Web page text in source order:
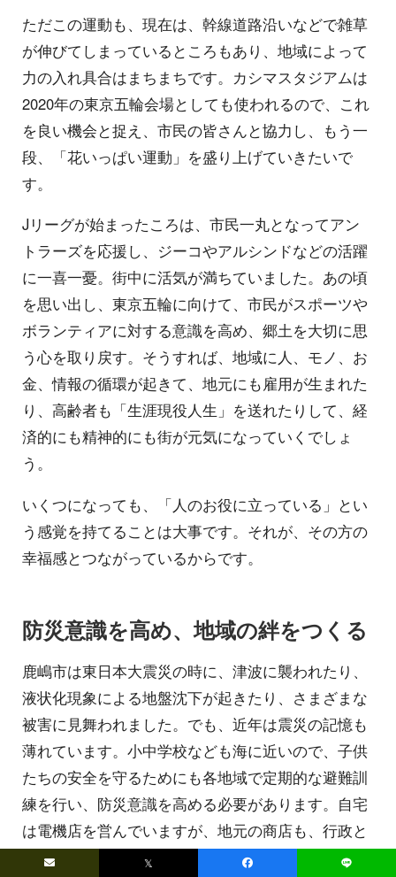
ただこの運動も、現在は、幹線道路沿いなどで雑草
が伸びてしまっているところもあり、地域によって
力の入れ具合はまちまちです。カシマスタジアムは
2020年の東京五輪会場としても使われるので、これ
を良い機会と捉え、市民の皆さんと協力し、もう一
段、「花いっぱい運動」を盛り上げていきたいで
す。
Jリーグが始まったころは、市民一丸となってアン
トラーズを応援し、ジーコやアルシンドなどの活躍
に一喜一憂。街中に活気が満ちていました。あの頃
を思い出し、東京五輪に向けて、市民がスポーツや
ボランティアに対する意識を高め、郷土を大切に思
う心を取り戻す。そうすれば、地域に人、モノ、お
金、情報の循環が起きて、地元にも雇用が生まれた
り、高齢者も「生涯現役人生」を送れたりして、経
済的にも精神的にも街が元気になっていくでしょ
う。
いくつになっても、「人のお役に立っている」とい
う感覚を持てることは大事です。それが、その方の
幸福感とつながっているからです。
防災意識を高め、地域の絆をつくる
鹿嶋市は東日本大震災の時に、津波に襲われたり、
液状化現象による地盤沈下が起きたり、さまざまな
被害に見舞われました。でも、近年は震災の記憶も
薄れています。小中学校なども海に近いので、子供
たちの安全を守るためにも各地域で定期的な避難訓
練を行い、防災意識を高める必要があります。自宅
は電機店を営んでいますが、地元の商店も、行政と
協力してこうした訓練に参加していけば、自然と地
𝕏